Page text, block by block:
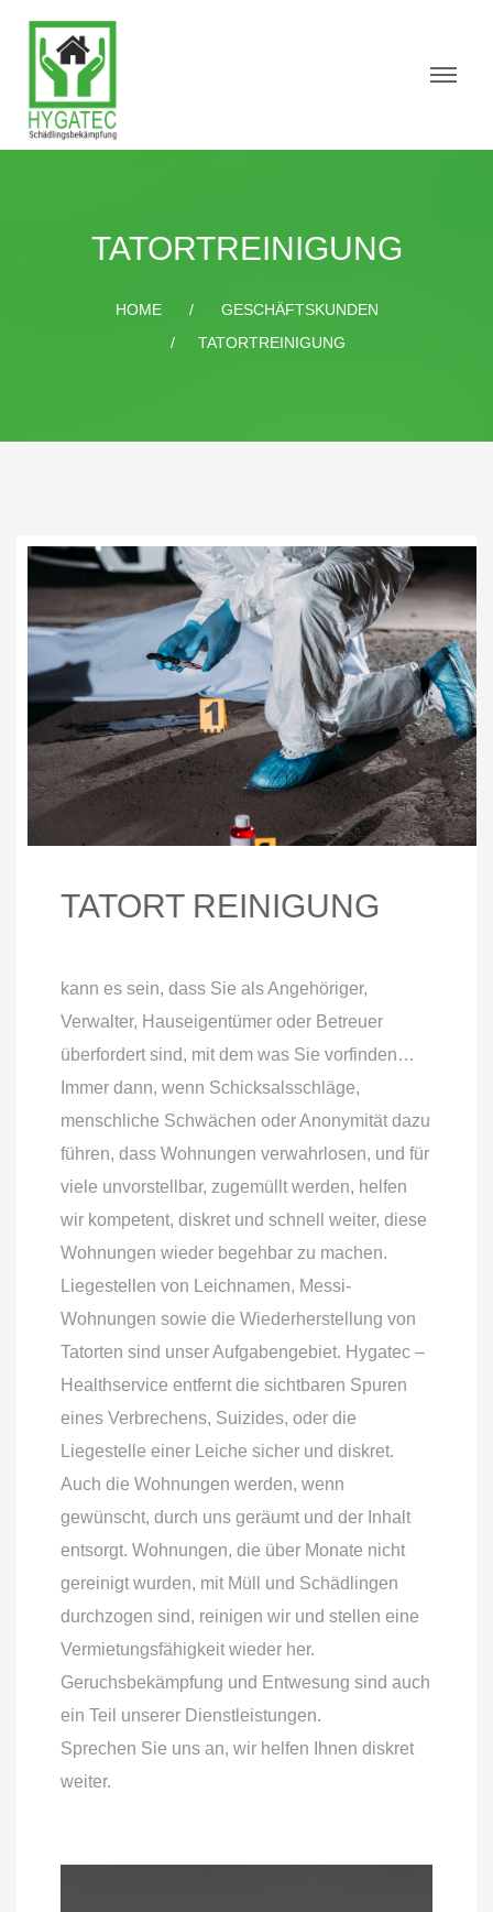
TATORTREINIGUNG
HOME
GESCHÄFTSKUNDEN
TATORTREINIGUNG
TATORT REINIGUNG
kann es sein, dass Sie als Angehöriger,
Verwalter, Hauseigentümer oder Betreuer
überfordert sind, mit dem was Sie vorfinden…
Immer dann, wenn Schicksalsschläge,
menschliche Schwächen oder Anonymität dazu
führen, dass Wohnungen verwahrlosen, und für
viele unvorstellbar, zugemüllt werden, helfen
wir kompetent, diskret und schnell weiter, diese
Wohnungen wieder begehbar zu machen.
Liegestellen von Leichnamen, Messi-
Wohnungen sowie die Wiederherstellung von
Tatorten sind unser Aufgabengebiet. Hygatec –
Healthservice entfernt die sichtbaren Spuren
eines Verbrechens, Suizides, oder die
Liegestelle einer Leiche sicher und diskret.
Auch die Wohnungen werden, wenn
gewünscht, durch uns geräumt und der Inhalt
entsorgt. Wohnungen, die über Monate nicht
gereinigt wurden, mit Müll und Schädlingen
durchzogen sind, reinigen wir und stellen eine
Vermietungsfähigkeit wieder her.
Geruchsbekämpfung und Entwesung sind auch
ein Teil unserer Dienstleistungen.
Sprechen Sie uns an, wir helfen Ihnen diskret
weiter.